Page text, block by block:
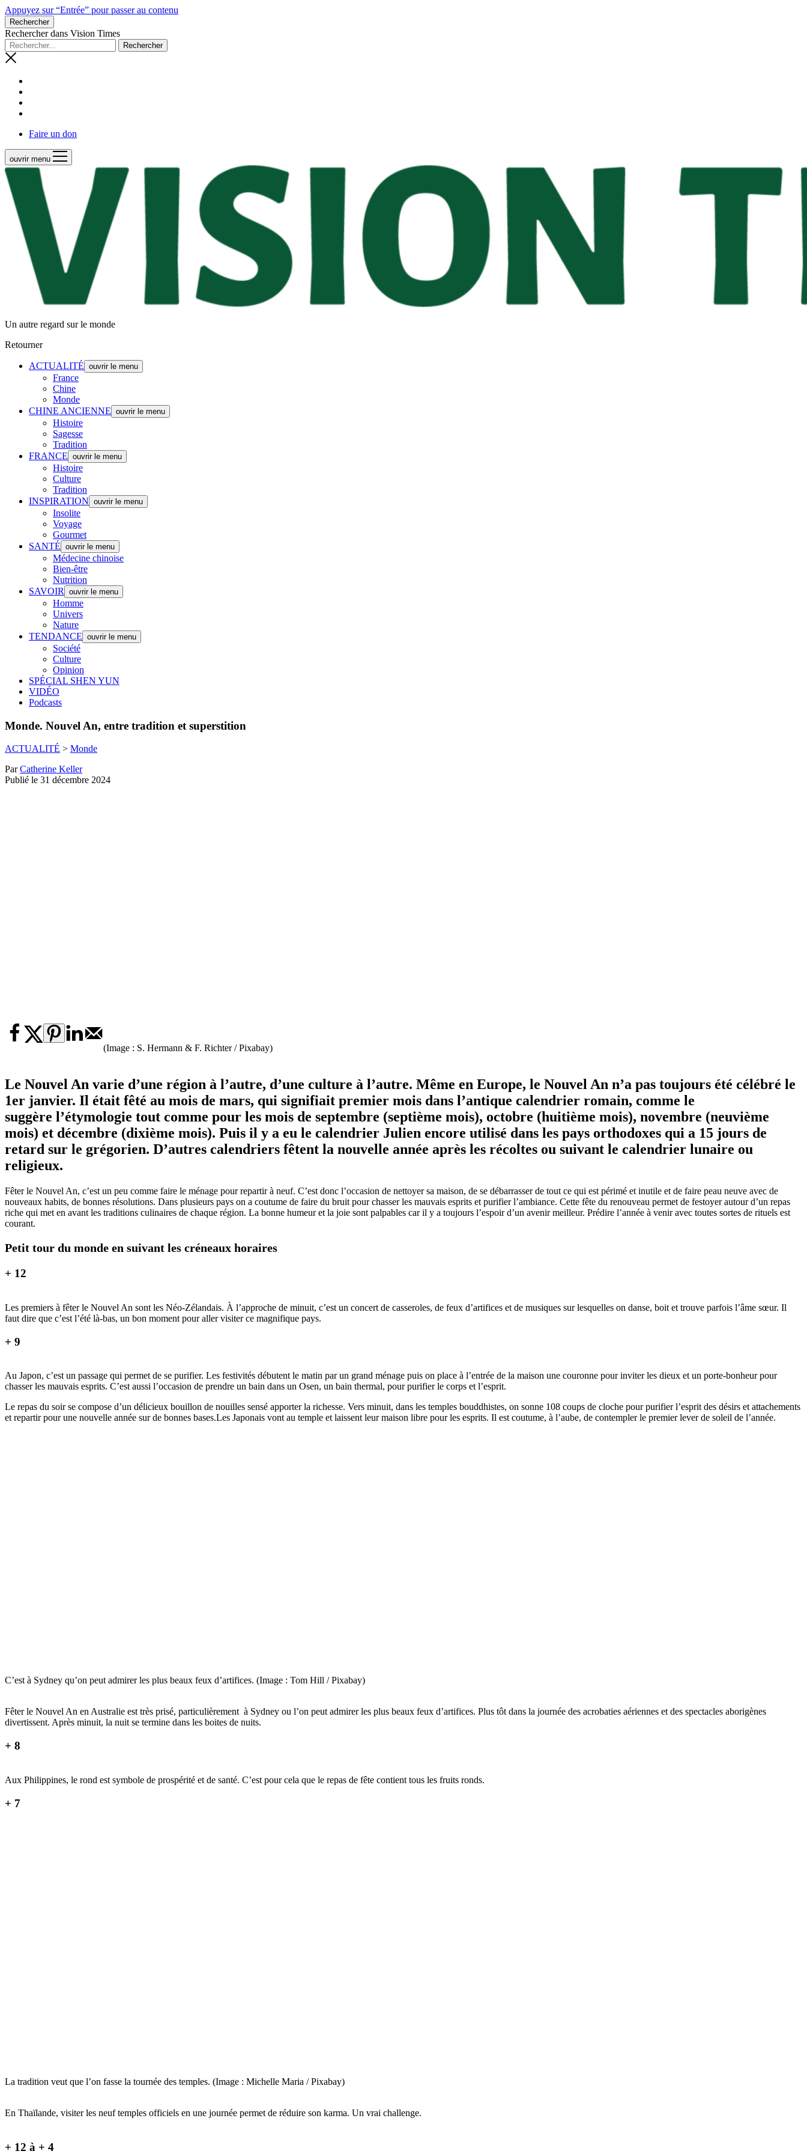
Appuyez sur “Entrée” pour passer au contenu
Rechercher
Rechercher dans Vision Times
Faire un don
ouvrir menu
Un autre regard sur le monde
Retourner
ACTUALITÉ ouvrir le menu
France
Chine
Monde
CHINE ANCIENNE ouvrir le menu
Histoire
Sagesse
Tradition
FRANCE ouvrir le menu
Histoire
Culture
Tradition
INSPIRATION ouvrir le menu
Insolite
Voyage
Gourmet
SANTÉ ouvrir le menu
Médecine chinoise
Bien-être
Nutrition
SAVOIR
ouvrir le menu
Homme
Univers
Nature
TENDANCE ouvrir le menu
Société
Culture
Opinion
SPÉCIAL SHEN YUN
VIDÉO
Podcasts
Monde. Nouvel An, entre tradition et superstition
ACTUALITÉ > Monde
ParCatherine Keller
Publié le 31 décembre 2024
(Image : S. Hermann & F. Richter / Pixabay)
Le Nouvel An varie d’une région à l’autre, d’une culture à l’autre. Même en Europe, le Nouvel An n’a pas toujours été célébré le
1er janvier. Il était fêté au mois de mars, qui signifiait premier mois dans l’antique calendrier romain, comme le
suggère l’étymologie tout comme pour les mois de septembre (septième mois), octobre (huitième mois), novembre (neuvième
mois) et décembre (dixième mois). Puis il y a eu le calendrier Julien encore utilisé dans les pays orthodoxes qui a 15 jours de
retard sur le grégorien. D’autres calendriers fêtent la nouvelle année après les récoltes ou suivant le calendrier lunaire ou
religieux.
Fêter le Nouvel An, c’est un peu comme faire le ménage pour repartir à neuf. C’est donc l’occasion de nettoyer sa maison, de se débarrasser de tout ce qui est périmé et inutile et de faire peau neuve avec de
nouveaux habits, de bonnes résolutions. Dans plusieurs pays on a coutume de faire du bruit pour chasser les mauvais esprits et purifier l’ambiance. Cette fête du renouveau permet de festoyer autour d’un repas
riche qui met en avant les traditions culinaires de chaque région. La bonne humeur et la joie sont palpables car il y a toujours l’espoir d’un avenir meilleur. Prédire l’année à venir avec toutes sortes de rituels est
courant.
Petit tour du monde en suivant les créneaux horaires
+ 12
Les premiers à fêter le Nouvel An sont les Néo-Zélandais. À l’approche de minuit, c’est un concert de casseroles, de feux d’artifices et de musiques sur lesquelles on danse, boit et trouve parfois l’âme sœur. Il
faut dire que c’est l’été là-bas, un bon moment pour aller visiter ce magnifique pays.
+ 9
Au Japon, c’est un passage qui permet de se purifier. Les festivités débutent le matin par un grand ménage puis on place à l’entrée de la maison une couronne pour inviter les dieux et un porte-bonheur pour
chasser les mauvais esprits. C’est aussi l’occasion de prendre un bain dans un Osen, un bain thermal, pour purifier le corps et l’esprit.
Le repas du soir se compose d’un délicieux bouillon de nouilles sensé apporter la richesse. Vers minuit, dans les temples bouddhistes, on sonne 108 coups de cloche pour purifier l’esprit des désirs et attachements
et repartir pour une nouvelle année sur de bonnes bases.Les Japonais vont au temple et laissent leur maison libre pour les esprits. Il est coutume, à l’aube, de contempler le premier lever de soleil de l’année.
C’est à Sydney qu’on peut admirer les plus beaux feux d’artifices. (Image : Tom Hill / Pixabay)
Fêter le Nouvel An en Australie est très prisé, particulièrement à Sydney ou l’on peut admirer les plus beaux feux d’artifices. Plus tôt dans la journée des acrobaties aériennes et des spectacles aborigènes
divertissent. Après minuit, la nuit se termine dans les boites de nuits.
+ 8
Aux Philippines, le rond est symbole de prospérité et de santé. C’est pour cela que le repas de fête contient tous les fruits ronds.
+ 7
La tradition veut que l’on fasse la tournée des temples. (Image : Michelle Maria / Pixabay)
En Thaïlande, visiter les neuf temples officiels en une journée permet de réduire son karma. Un vrai challenge.
+ 12 à + 4